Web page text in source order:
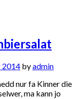
2014 byadmin
nur fa Kinner die
ma kann jo